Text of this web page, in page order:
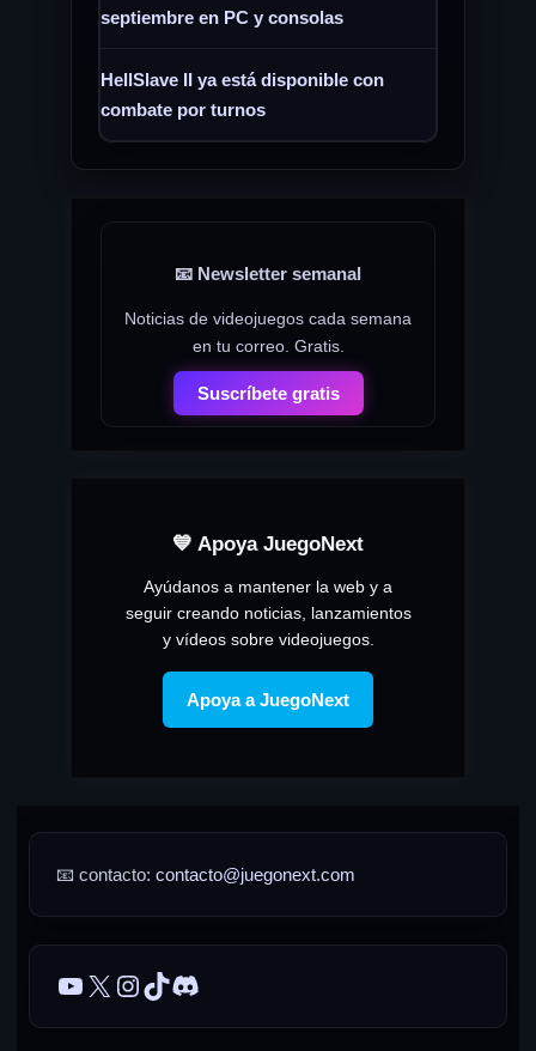
septiembre en PC y consolas
HellSlave II ya está disponible con
combate por turnos
📧 Newsletter semanal
Noticias de videojuegos cada semana
en tu correo. Gratis.
Suscríbete gratis
💙 Apoya JuegoNext
Ayúdanos a mantener la web y a
seguir creando noticias, lanzamientos
y vídeos sobre videojuegos.
Apoya a JuegoNext
📧 contacto: contacto@juegonext.com
YouTube
X Instagram
TikTok
Discord